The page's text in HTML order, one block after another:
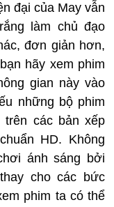
đại của May vẫn
làm chủ đạo
đơn giản hơn,
hãy xem phim
gian này vào
những bộ phim
các bản xếp
HD. Không
ánh sáng bởi
cho các bức
phim ta có thể